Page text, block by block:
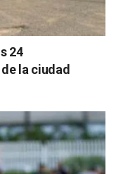
24
la ciudad